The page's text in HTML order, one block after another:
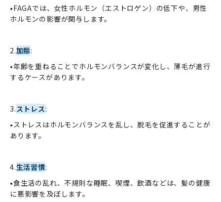
•FAGAでは、女性ホルモン（エストロゲン）の低下や、男性
ホルモンの影響が関与します。
2.加齢:
•年齢を重ねることでホルモンバランスが変化し、薄毛が進行
するケースがあります。
3. ストレス:
•ストレスはホルモンバランスを乱し、脱毛を促進することが
あります。
4.生活習慣:
•食生活の乱れ、不規則な睡眠、喫煙、飲酒などは、髪の健康
に悪影響を及ぼします。